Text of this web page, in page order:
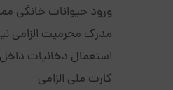
ورود حیوانات خانگی
مدرک محرمیت الزامی
استعمال دخانیات
کارت ملی الزامی